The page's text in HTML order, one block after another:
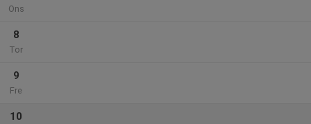
Ons
8
Tor
9
Fre
10